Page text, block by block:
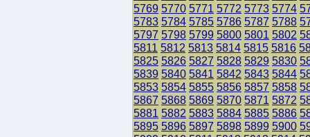
5769 5770 5771 5772 5773 5774
5783 5784 5785 5786 5787 5788
5797 5798 5799 5800 5801 5802
5811 5812 5813 5814 5815 5816
5825 5826 5827 5828 5829 5830
5839 5840 5841 5842 5843 5844
5853 5854 5855 5856 5857 5858
5867 5868 5869 5870 5871 5872
5881 5882 5883 5884 5885 5886
5895 5896 5897 5898 5899 5900